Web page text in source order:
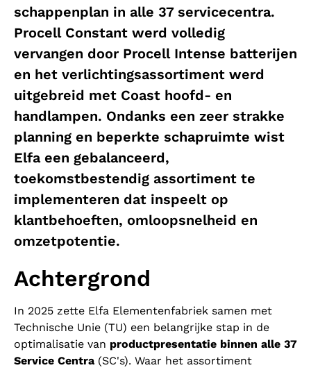
schappenplan in alle 37 servicecentra.
Procell Constant werd volledig
vervangen door Procell Intense batterijen
en het verlichtingsassortiment werd
uitgebreid met Coast hoofd- en
handlampen. Ondanks een zeer strakke
planning en beperkte schapruimte wist
Elfa een gebalanceerd,
toekomstbestendig assortiment te
implementeren dat inspeelt op
klantbehoeften, omloopsnelheid en
omzetpotentie.
Achtergrond
In 2025 zette Elfa Elementenfabriek samen met
Technische Unie (TU) een belangrijke stap in de
optimalisatie van productpresentatie binnen alle 37
Service Centra (SC's). Waar het assortiment